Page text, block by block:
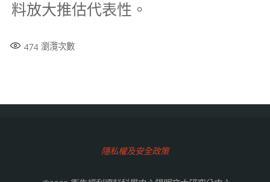
料放大推估代表性。
474瀏灠次數
隱私權及安全政策